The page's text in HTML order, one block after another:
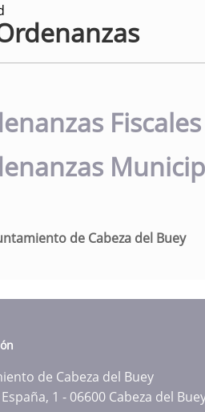
Fiscales
de Cabeza del Buey
de Cabeza del Buey
1 - 06600 Cabeza del